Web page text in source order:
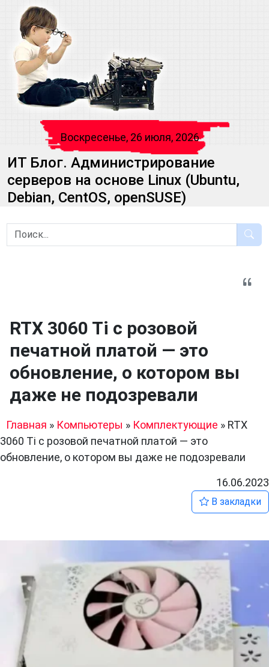
Воскресенье, 26 июля, 2026
ИТ Блог. Администрирование
серверов на основе Linux (Ubuntu,
Debian, CentOS, openSUSE)
RTX 3060 Ti с розовой
печатной платой — это
обновление, о котором вы
даже не подозревали
Главная » Компьютеры » Комплектующие » RTX
3060 Ti с розовой печатной платой — это
обновление, о котором вы даже не подозревали
16.06.2023
В закладки